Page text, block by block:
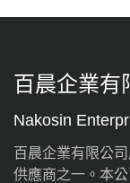
百晨企業有
Nakosin
百晨企業有限公
供應商之一。本